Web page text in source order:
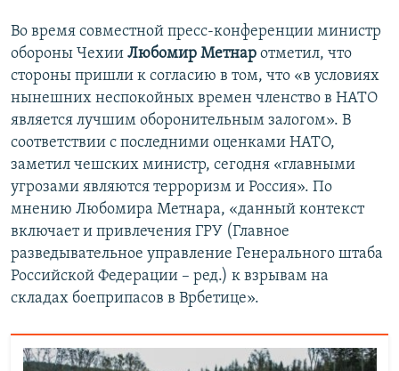
Во время совместной пресс-конференции министр
обороны Чехии Любомир Метнар отметил, что
стороны пришли к согласию в том, что «в условиях
нынешних неспокойных времен членство в НАТО
является лучшим оборонительным залогом». В
соответствии с последними оценками НАТО,
заметил чешских министр, сегодня «главными
угрозами являются терроризм и Россия». По
мнению Любомира Метнара, «данный контекст
включает и привлечения ГРУ (Главное
разведывательное управление Генерального штаба
Российской Федерации – ред.) к взрывам на
складах боеприпасов в Врбетице».